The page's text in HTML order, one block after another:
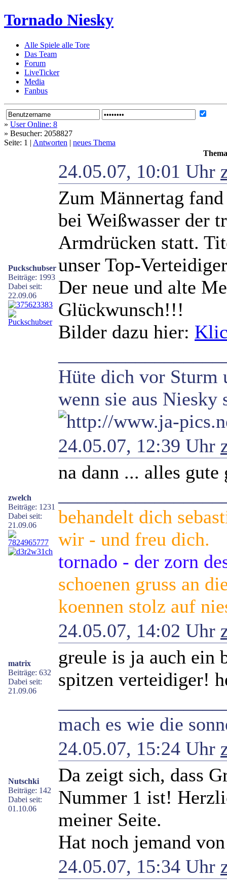
Tornado Niesky
Alle Spiele alle Tore
Das Team
Forum
LiveTicker
Media
Fanbus
» User Online: 8
» Besucher: 2058827
Seite: 1 | Antworten | neues Thema
Puckschubser
Beiträge: 1993
Dabei seit:
22.09.06
24.05.07, 10:01 Uhr
Zum Männertag
bei Weißwasser der
Armdrücken statt.
unser Top-
Der neue und alte
Glückwunsch!!!
Bilder dazu hier:
Hüte dich vor Sturm
wenn sie aus Niesky
zwelch
Beiträge: 1231
Dabei seit:
21.09.06
24.05.07, 12:39 Uhr
na dann ... alles gute
behandelt dich
wir - und freu dich.
tornado - der zorn
schoenen gruss an
koennen stolz auf
matrix
Beiträge: 632
Dabei seit:
21.09.06
24.05.07, 14:02 Uhr
greule is ja auch ein
spitzen verteidiger!
mach es wie die
Nutschki
Beiträge: 142
Dabei seit:
01.10.06
24.05.07, 15:24 Uhr
Da zeigt sich, dass
Nummer 1 ist!
meiner Seite.
Hat noch jemand
24.05.07, 15:34 Uhr